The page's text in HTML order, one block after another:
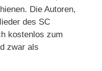
Die Autoren,
des SC
kostenlos zum
zwar als